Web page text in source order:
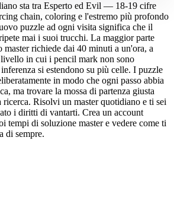
sta tra Esperto ed Evil — 18-19 cifre
chain, coloring e l'estremo più profondo
puzzle ad ogni visita significa che il
mai i suoi trucchi. La maggior parte
richiede dai 40 minuti a un'ora, a
in cui i pencil mark non sono
si estendono su più celle. I puzzle
in modo che ogni passo abbia
ma trovare la mossa di partenza giusta
ricerca. Risolvi un master quotidiano e ti sei
i diritti di vantarti. Crea un account
tempi di soluzione master e vedere come ti
di sempre.